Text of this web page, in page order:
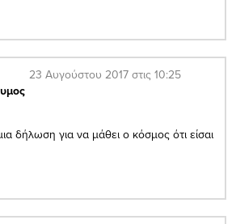
23 Αυγούστου 2017 στις 10:25
δήλωση για να μάθει ο κόσμος ότι είσαι